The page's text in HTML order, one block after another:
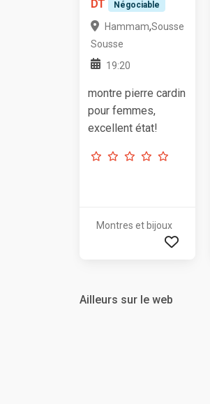
DT
Négociable
Hammam
Sousse
,Sousse
19:20
montre pierre cardin
pour femmes,
excellent état!
Montres et bijoux
Ailleurs sur le web